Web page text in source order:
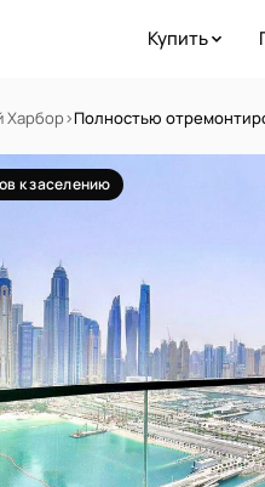
Купить
Харбор›Полностью
к заселению